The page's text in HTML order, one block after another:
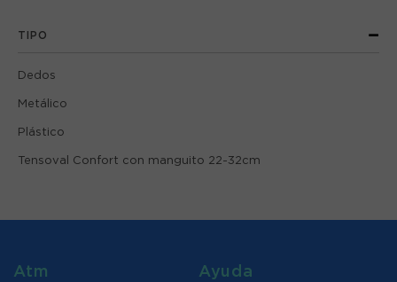
TIPO
Dedos
Metálico
Plástico
Tensoval Confort con manguito 22-32cm
Atm Ayuda